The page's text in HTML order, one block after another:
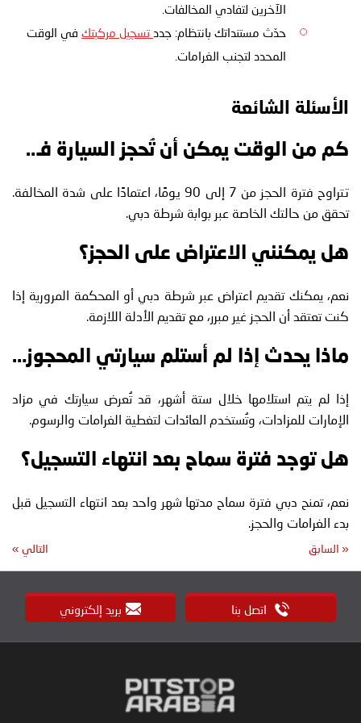
الآخرين لتفادي المخالفات.
حدّث مستنداتك بانتظام: جدد تسجيل مركبتك في الوقت
المحدد لتجنب الغرامات.
الأسئلة الشائعة
كم من الوقت يمكن أن تُحجز السيارة في دبي؟
تتراوح فترة الحجز من 7 إلى 90 يومًا، اعتمادًا على شدة المخالفة.
تحقق من حالتك الخاصة عبر بوابة شرطة دبي.
هل يمكنني الاعتراض على الحجز؟
نعم، يمكنك تقديم اعتراض عبر شرطة دبي أو المحكمة المرورية إذا
كنت تعتقد أن الحجز غير مبرر، مع تقديم الأدلة اللازمة.
ماذا يحدث إذا لم أستلم سيارتي المحجوزة؟
إذا لم يتم استلامها خلال ستة أشهر، قد تُعرض سيارتك في مزاد
الإمارات للمزادات، وتُستخدم العائدات لتغطية الغرامات والرسوم.
هل توجد فترة سماح بعد انتهاء التسجيل؟
نعم، تمنح دبي فترة سماح مدتها شهر واحد بعد انتهاء التسجيل قبل
بدء الغرامات والحجز.
« السابق التالي »
اتصل بنا بريد إلكتروني